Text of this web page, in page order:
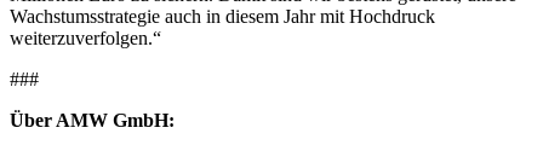
Wachstumsstrategie auch in diesem Jahr mit Hochdruck
weiterzuverfolgen.“
###
Über AMW GmbH: